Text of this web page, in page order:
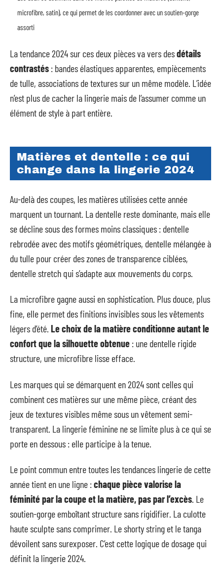
microfibre, satin), ce qui permet de les coordonner avec un soutien-gorge
assorti
La tendance 2024 sur ces deux pièces va vers desdétails
contrastés : bandes élastiques apparentes, empiècements
de tulle, associations de textures sur un même modèle. L’idée
n’est plus de cacher la lingerie mais de l’assumer comme un
élément de style à part entière.
Matières et dentelle : ce qui
change dans la lingerie 2024
Au-delà des coupes, les matières utilisées cette année
marquent un tournant. La dentelle reste dominante, mais elle
se décline sous des formes moins classiques : dentelle
rebrodée avec des motifs géométriques, dentelle mélangée à
du tulle pour créer des zones de transparence ciblées,
dentelle stretch qui s’adapte aux mouvements du corps.
La microfibre gagne aussi en sophistication. Plus douce, plus
fine, elle permet des finitions invisibles sous les vêtements
légers d’été. Le choix de la matière conditionne autant le
confort que la silhouette obtenue : une dentelle rigide
structure, une microfibre lisse efface.
Les marques qui se démarquent en 2024 sont celles qui
combinent ces matières sur une même pièce, créant des
jeux de textures visibles même sous un vêtement semi-
transparent. La lingerie féminine ne se limite plus à ce qui se
porte en dessous : elle participe à la tenue.
Le point commun entre toutes les tendances lingerie de cette
année tient en une ligne :chaque pièce valorise la
féminité par la coupe et la matière, pas par l’excès. Le
soutien-gorge emboîtant structure sans rigidifier. La culotte
haute sculpte sans comprimer. Le shorty string et le tanga
dévoilent sans surexposer. C’est cette logique de dosage qui
définit la lingerie 2024.